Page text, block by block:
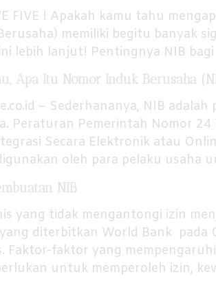
FIVE ! Apakah kamu tahu
memiliki begitu banyak
lebih lanjut! Pentingnya NIB
Apa Itu Nomor Induk Berusaha
– Sederhananya, NIB
Peraturan Pemerintah Nomor
Secara Elektronik atau
oleh para pelaku usaha
NIB
yang tidak mengantongi izin
diterbitkan World Bank pada
Faktor-faktor yang
untuk memperoleh izin,